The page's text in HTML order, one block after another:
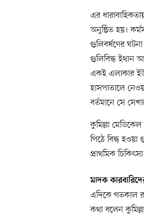
এর
অনুষ্ঠিত হয়।
গুলিবর্ষণের
গুলিবিদ্ধ ইথান
একই এলাকার
হাসপাতালে
বর্তমানে সে
কুমিল্লা
পিঠে বিদ্ধ
প্রাথমিক
মাদক
এদিকে গতকাল
কথা বলেন